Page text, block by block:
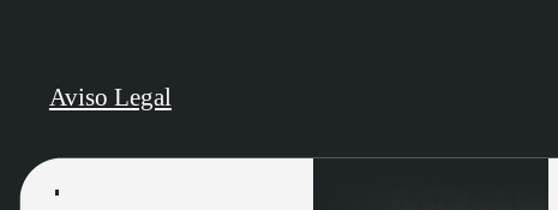
Aviso Legal